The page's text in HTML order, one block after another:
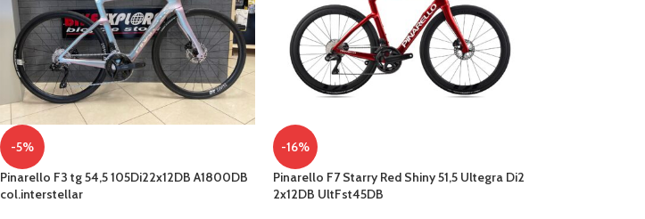
-5%
Pinarello F3 tg 54,5 105Di22x12DB A1800DB
col.interstellar
-16%
Pinarello F7 Starry Red Shiny 51,5 Ultegra Di2
2x12DB UltFst45DB